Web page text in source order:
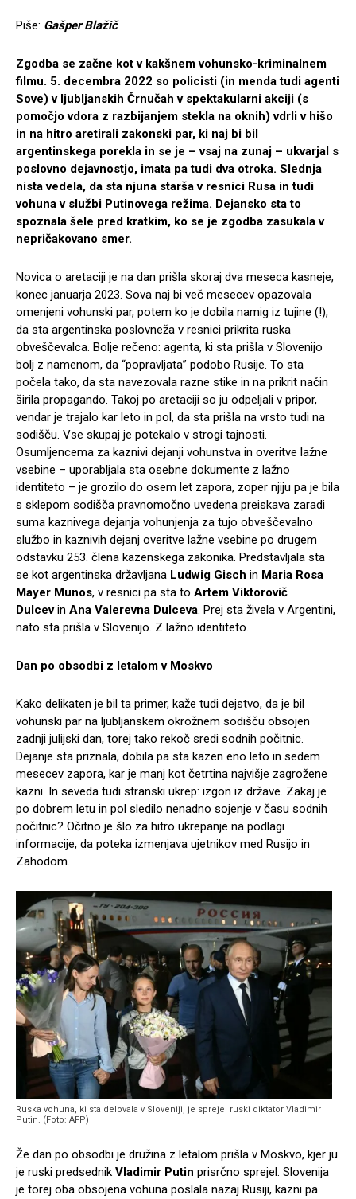
Piše: Gašper Blažič
Zgodba se začne kot v kakšnem vohunsko-kriminalnem
filmu. 5. decembra 2022 so policisti (in menda tudi agenti
Sove) v ljubljanskih Črnučah v spektakularni akciji (s
pomočjo vdora z razbijanjem stekla na oknih) vdrli v hišo
in na hitro aretirali zakonski par, ki naj bi bil
argentinskega porekla in se je – vsaj na zunaj – ukvarjal s
poslovno dejavnostjo, imata pa tudi dva otroka. Slednja
nista vedela, da sta njuna starša v resnici Rusa in tudi
vohuna v službi Putinovega režima. Dejansko sta to
spoznala šele pred kratkim, ko se je zgodba zasukala v
nepričakovano smer.
Novica o aretaciji je na dan prišla skoraj dva meseca kasneje,
konec januarja 2023. Sova naj bi več mesecev opazovala
omenjeni vohunski par, potem ko je dobila namig iz tujine (!),
da sta argentinska poslovneža v resnici prikrita ruska
obveščevalca. Bolje rečeno: agenta, ki sta prišla v Slovenijo
bolj z namenom, da “popravljata” podobo Rusije. To sta
počela tako, da sta navezovala razne stike in na prikrit način
širila propagando. Takoj po aretaciji so ju odpeljali v pripor,
vendar je trajalo kar leto in pol, da sta prišla na vrsto tudi na
sodišču. Vse skupaj je potekalo v strogi tajnosti.
Osumljencema za kaznivi dejanji vohunstva in overitve lažne
vsebine – uporabljala sta osebne dokumente z lažno
identiteto – je grozilo do osem let zapora, zoper njiju pa je bila
s sklepom sodišča pravnomočno uvedena preiskava zaradi
suma kaznivega dejanja vohunjenja za tujo obveščevalno
službo in kaznivih dejanj overitve lažne vsebine po drugem
odstavku 253. člena kazenskega zakonika. Predstavljala sta
se kot argentinska državljana Ludwig Gisch in Maria Rosa
Mayer Munos, v resnici pa sta to Artem Viktorovič
Dulcevin Ana Valerevna Dulceva . Prej sta živela v Argentini,
nato sta prišla v Slovenijo. Z lažno identiteto.
Dan po obsodbi z letalom v Moskvo
Kako delikaten je bil ta primer, kaže tudi dejstvo, da je bil
vohunski par na ljubljanskem okrožnem sodišču obsojen
zadnji julijski dan, torej tako rekoč sredi sodnih počitnic.
Dejanje sta priznala, dobila pa sta kazen eno leto in sedem
mesecev zapora, kar je manj kot četrtina najvišje zagrožene
kazni. In seveda tudi stranski ukrep: izgon iz države. Zakaj je
po dobrem letu in pol sledilo nenadno sojenje v času sodnih
počitnic? Očitno je šlo za hitro ukrepanje na podlagi
informacije, da poteka izmenjava ujetnikov med Rusijo in
Zahodom.
Ruska vohuna, ki sta delovala v Sloveniji, je sprejel ruski diktator Vladimir
Putin. (Foto: AFP)
Že dan po obsodbi je družina z letalom prišla v Moskvo, kjer ju
je ruski predsednik Vladimir Putin prisrčno sprejel. Slovenija
je torej oba obsojena vohuna poslala nazaj Rusiji, kazni pa